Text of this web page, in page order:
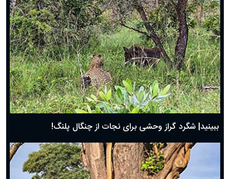
ببینید| شگرد گراز وحشی برای نجات از چنگال پلنگ!